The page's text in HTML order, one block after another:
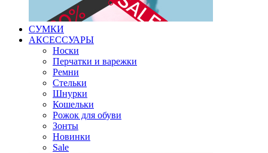
СУМКИ
АКСЕССУАРЫ
Носки
Перчатки и варежки
Ремни
Стельки
Шнурки
Кошельки
Рожок для обуви
Зонты
Новинки
Sale